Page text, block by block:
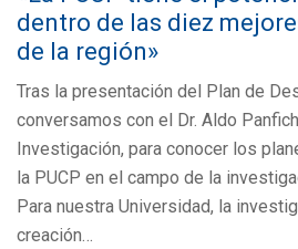
dentro de las diez
de la región»
Tras la presentación del Plan de
conversamos con el Dr. Aldo
Investigación, para conocer los
la PUCP en el campo de la
Para nuestra Universidad, la
creación…